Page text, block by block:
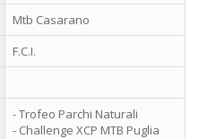
Mtb Casarano
F.C.I.
- Trofeo Parchi Naturali
- Challenge XCP MTB Puglia